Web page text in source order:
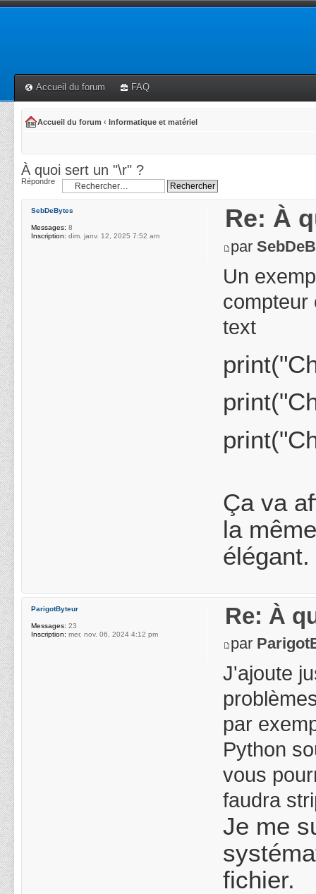
Accueil du forum FAQ
Accueil du forum ‹ Informatique et matériel
À quoi sert un "\r" ?
Répondre
Re: À
par
Un
compteur
text
Ça va
la
élégant.
SebDeBytes
Messages: 8
Inscription: dim. janv. 12, 2025 7:52 am
Re: À
par
J'ajoute
par
Python
vous
faudra
Je me
fichier.
ParigotByteur
Messages: 23
Inscription: mer. nov. 06, 2024 4:12 pm